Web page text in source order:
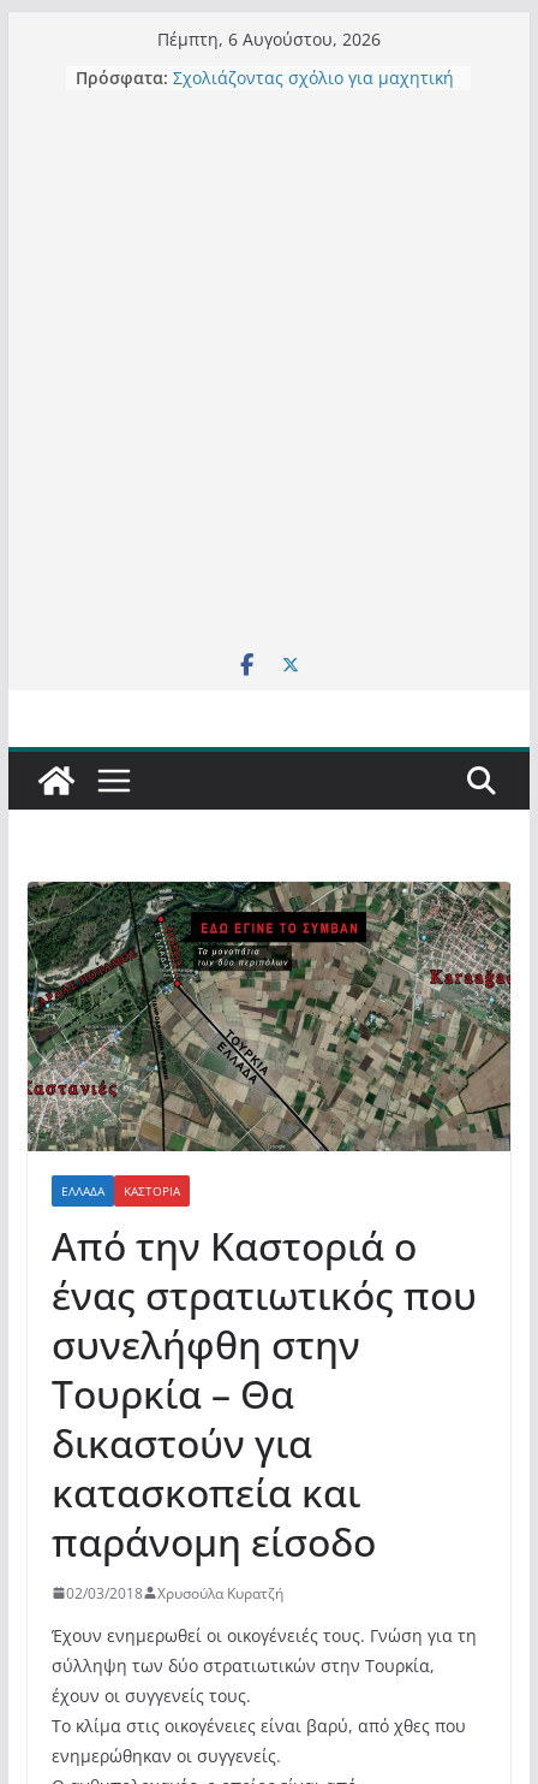
περιεχόμενο
Πέμπτη, 6 Αυγούστου, 2026
Πρόσφατα: Σχολιάζοντας σχόλιο για μαχητική
ΕΛΛΆΔΑ ΚΑΣΤΟΡΙΆ
Από την Καστοριά ο
ένας στρατιωτικός που
συνελήφθη στην
Τουρκία – Θα
δικαστούν για
κατασκοπεία και
παράνομη είσοδο
02/03/2018 Χρυσούλα Κυρατζή
Έχουν ενημερωθεί οι οικογένειές τους. Γνώση για τη
σύλληψη των δύο στρατιωτικών στην Τουρκία,
έχουν οι συγγενείς τους.
Το κλίμα στις οικογένειες είναι βαρύ, από χθες που
ενημερώθηκαν οι συγγενείς.